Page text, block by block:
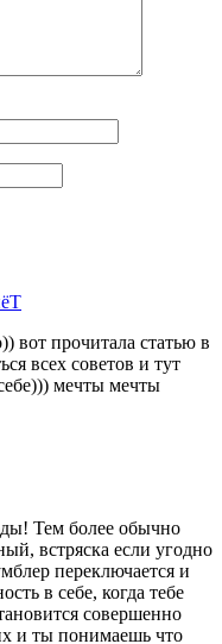
вот прочитала статью в
всех советов и тут
мечты мечты
Тем более обычно
встряска если угодно
переключается и
в себе, когда тебе
совершенно
и ты понимаешь что